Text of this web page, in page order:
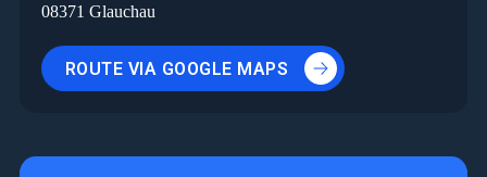
08371 Glauchau
ROUTE VIA GOOGLE MAPS